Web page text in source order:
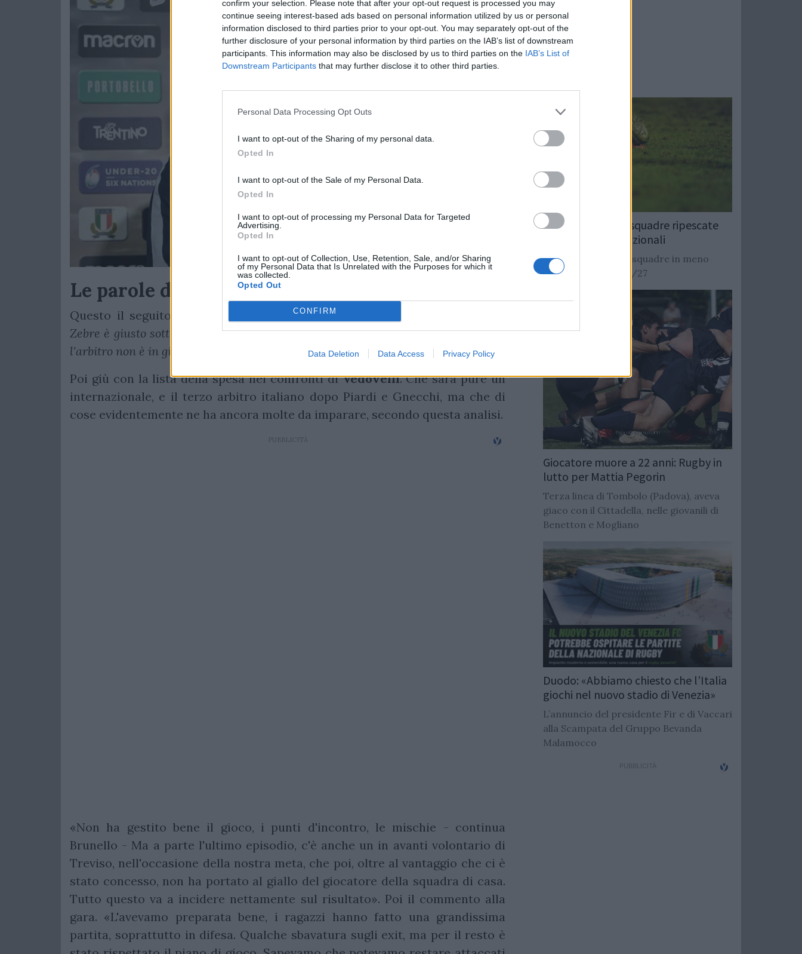
confirm your selection. Please note that after your opt-out request is processed you may
continue seeing interest-based ads based on personal information utilized by us or personal
information disclosed to third parties prior to your opt-out. You may separately opt-out of the
further disclosure of your personal information by third parties on the IAB’s list of downstream
participants. This information may also be disclosed by us to third parties on the IAB’s List of
Downstream Participants that may further disclose it to other third parties.
Personal Data Processing Opt Outs
I want to opt-out of the Sharing of my personal data.
Opted In
I want to opt-out of the Sale of my Personal Data.
Opted In
I want to opt-out of processing my Personal Data for Targeted
Advertising.
Opted In
I want to opt-out of Collection, Use, Retention, Sale, and/or Sharing
of my Personal Data that Is Unrelated with the Purposes for which it
was collected.
Opted Out
CONFIRM
Data Deletion Data Access Privacy Policy
Le parole di Brunello
Questo il seguito delle dichiarazioni di Brunello.
Zebre è giusto sottolinearlo, idem per il Benetton, ma, allo stesso tempo, quando
l'arbitro non è in giornata, va detto».
Poi giù con la lista della spesa nei confronti diVedovelli. Che sarà pure un
internazionale, e il terzo arbitro italiano dopo Piardi e Gnecchi, ma che di
cose evidentemente ne ha ancora molte da imparare, secondo questa analisi.
«Non ha gestito bene il gioco, i punti d'incontro, le mischie - continua
Brunello - Ma a parte l'ultimo episodio, c'è anche un in avanti volontario di
Treviso, nell'occasione della nostra meta, che poi, oltre al vantaggio che ci è
stato concesso, non ha portato al giallo del giocatore della squadra di casa.
Tutto questo va a incidere nettamente sul risultato». Poi il commento alla
gara. «L'avevamo preparata bene, i ragazzi hanno fatto una grandissima
partita, soprattutto in difesa. Qualche sbavatura sugli exit, ma per il resto è
Rugby: Record di squadre ripescate
nei campionati nazionali
Si stimano oltre 20 squadre in meno
dalla stagione 2026/27
Giocatore muore a 22 anni: Rugby in
lutto per Mattia Pegorin
Terza linea di Tombolo (Padova), aveva
giaco con il Cittadella, nelle giovanili di
Benetton e Mogliano
Duodo: «Abbiamo chiesto che l’Italia
giochi nel nuovo stadio di Venezia»
L’annuncio del presidente Fir e di Vaccari
alla Scampata del Gruppo Bevanda
Malamocco